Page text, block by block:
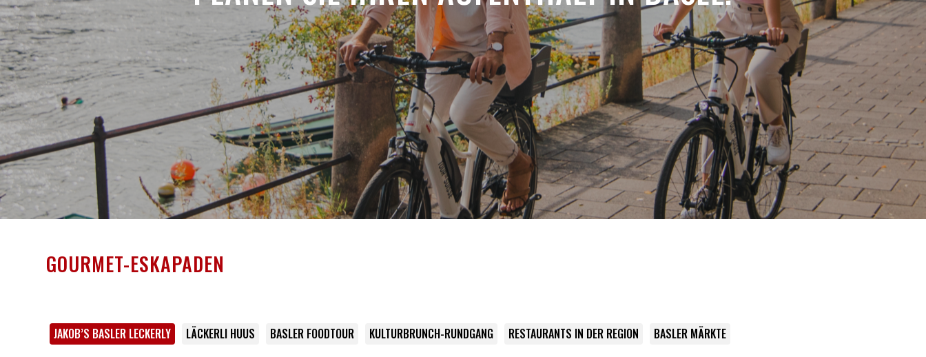
GOURMET-ESKAPADEN
JAKOB’S BASLER LECKERLY LÄCKERLI HUUS BASLER FOODTOUR KULTURBRUNCH-RUNDGANG RESTAURANTS IN DER REGION BASLER MÄRKTE